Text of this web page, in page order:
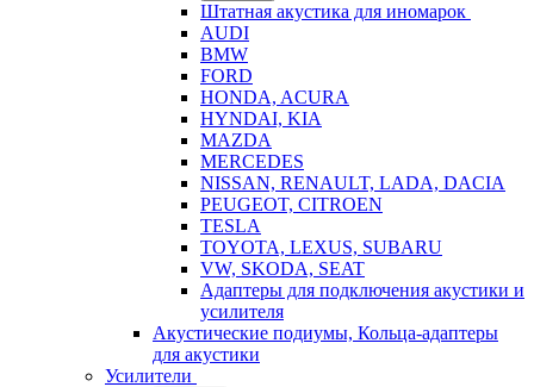
Штатная акустика для иномарок
AUDI
BMW
FORD
HONDA, ACURA
HYNDAI, KIA
MAZDA
MERCEDES
NISSAN, RENAULT, LADA, DACIA
PEUGEOT, CITROEN
TESLA
TOYOTA, LEXUS, SUBARU
VW, SKODA, SEAT
Адаптеры для подключения акустики и
усилителя
Акустические подиумы, Кольца-адаптеры
для акустики
Усилители